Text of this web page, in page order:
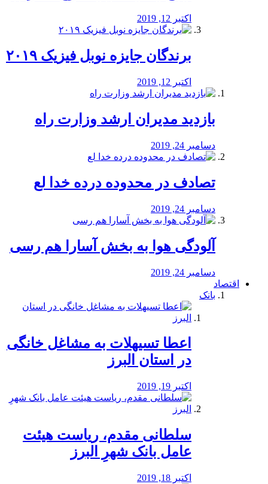
اکتبر 12, 2019
برندگان جایزه نوبل فیزیک ۲۰۱۹
اکتبر 12, 2019
بازدید مدیران ارشد وزارت راه
دسامبر 24, 2019
تصادف در محدوده درده خدا لع
دسامبر 24, 2019
آلودگی هوا به بخش آسارا هم رسی
دسامبر 24, 2019
اقتصاد
بانک
️اعطا تسیهلات به مشاغل خانگی
در استان البرز
اکتبر 19, 2019
سلطانی مقدم، ریاست هیئت
عامل بانک شهرِ البرز
اکتبر 18, 2019